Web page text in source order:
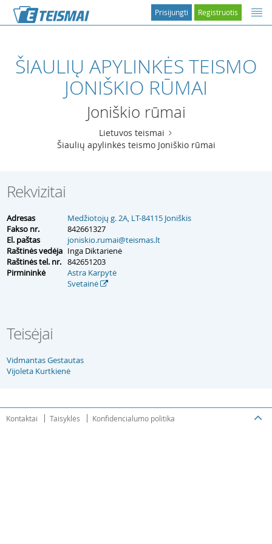
Registruotis
Prisijungti
ŠIAULIŲ APYLINKĖS TEISMO
JONIŠKIO RŪMAI
Joniškio rūmai
Lietuvos teismai
Šiaulių apylinkės teismo Joniškio rūmai
Rekvizitai
Adresas
Medžiotojų g. 2A, LT-84115 Joniškis
Fakso nr.
842661327
El. paštas
joniskio.rumai@teismas.lt
Raštinės vedėja Inga Diktarienė
Raštinės tel. nr. 842651203
Pirmininkė
Astra Karpytė
Svetainė
Teisėjai
Vidmantas Gestautas
Vijoleta Kurtkienė
Kontaktai Taisyklės Konfidencialumo politika